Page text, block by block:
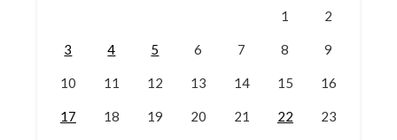
1
2
3 4 5 6 7 8 9
10 11 12 13 14 15 16
17 18 19 20 21 22 23